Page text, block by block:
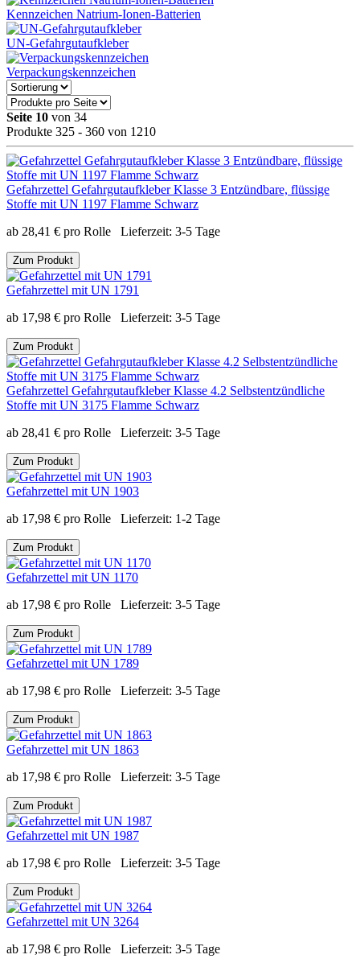
Kennzeichen Natrium-Ionen-Batterien
UN-Gefahrgutaufkleber
Verpackungskennzeichen
Seite 10 von 34
Produkte 325 - 360 von 1210
Gefahrzettel Gefahrgutaufkleber Klasse 3 Entzündbare, flüssige
Stoffe mit UN 1197 Flamme Schwarz
ab 28,41 € pro Rolle Lieferzeit: 3-5 Tage
Zum Produkt
Gefahrzettel mit UN 1791
ab 17,98 € pro Rolle Lieferzeit: 3-5 Tage
Zum Produkt
Gefahrzettel Gefahrgutaufkleber Klasse 4.2 Selbstentzündliche
Stoffe mit UN 3175 Flamme Schwarz
ab 28,41 € pro Rolle Lieferzeit: 3-5 Tage
Zum Produkt
Gefahrzettel mit UN 1903
ab 17,98 € pro Rolle Lieferzeit: 1-2 Tage
Zum Produkt
Gefahrzettel mit UN 1170
ab 17,98 € pro Rolle Lieferzeit: 3-5 Tage
Zum Produkt
Gefahrzettel mit UN 1789
ab 17,98 € pro Rolle Lieferzeit: 3-5 Tage
Zum Produkt
Gefahrzettel mit UN 1863
ab 17,98 € pro Rolle Lieferzeit: 3-5 Tage
Zum Produkt
Gefahrzettel mit UN 1987
ab 17,98 € pro Rolle Lieferzeit: 3-5 Tage
Zum Produkt
Gefahrzettel mit UN 3264
ab 17,98 € pro Rolle Lieferzeit: 3-5 Tage